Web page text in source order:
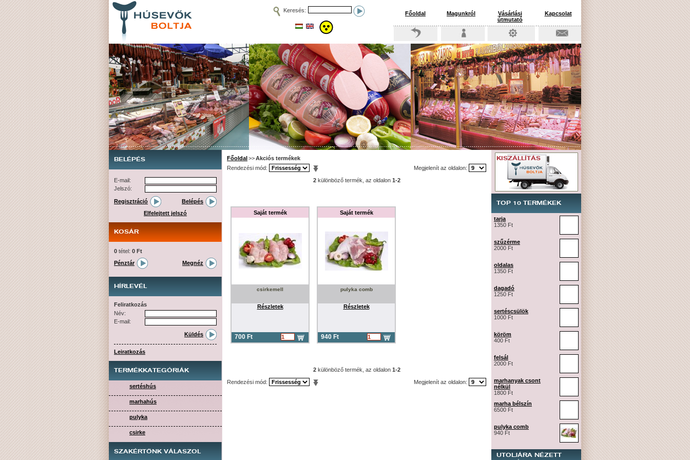
Keresés: Főoldal Magunkról
Vásárlási
útmutató
Kapcsolat
BELÉPÉS
E-mail:
Jelszó:
Regisztráció
Belépés
Elfelejtett jelszó
KOSÁR
0 tétel: 0 Ft
Pénztár
Megnéz
HÍRLEVÉL
Feliratkozás
Név:
E-mail:
Küldés
Leiratkozás
TERMÉKKATEGÓRIÁK
sertéshús
marhahús
pulyka
csirke
SZAKÉRTŐNK VÁLASZOL
Főoldal>>Akciós termékek
Rendezési mód:
Megjelenít az oldalon:
2különböző termék, az oldalon 1-2
Saját termék
csirkemell
Részletek
700 Ft
Saját termék
pulyka comb
Részletek
940 Ft
2különböző termék, az oldalon 1-2
Rendezési mód:
Megjelenít az oldalon:
KISZÁLLÍTÁS
TOP 10 TERMÉKEK
tarja
1350 Ft
szűzérme
2000 Ft
oldalas
1350 Ft
dagadó
1250 Ft
sertéscsülök
1000 Ft
köröm
400 Ft
felsál
2000 Ft
marhanyak csont
nélkül
1800 Ft
marha bélszín
6500 Ft
pulyka comb
940 Ft
UTOLJÁRA NÉZETT